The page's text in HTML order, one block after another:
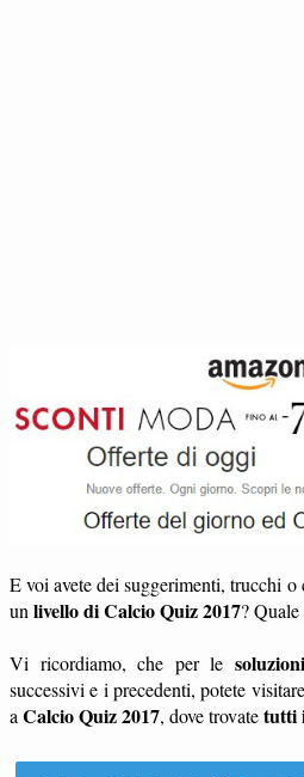
E voi avete dei suggerimenti, trucchi
un livello di Calcio Quiz 2017?
Vi ricordiamo, che per le
successivi e i precedenti, potete
a Calcio Quiz 2017, dove trovatetutti